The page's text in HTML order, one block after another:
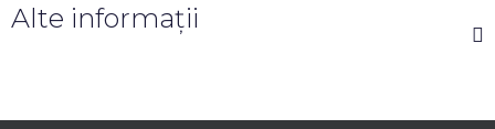
Alte informații